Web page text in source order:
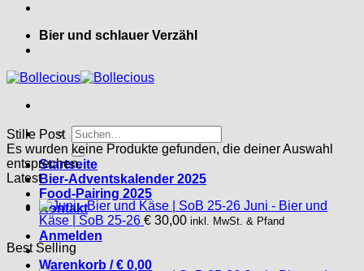
Bier und schlauer Verzähl
Suche
nach:
Startseite
Bier-Adventskalender 2025
Food-Pairing 2025
Kontakt
Anmelden
Warenkorb /€ 0,00
Stille Post
Es wurden keine Produkte gefunden, die deiner Auswahl
entsprechen.
Latest
Juni - Bier und
Käse | SoB 25-26 € 30,00 inkl. MwSt. & Pfand
Best Selling